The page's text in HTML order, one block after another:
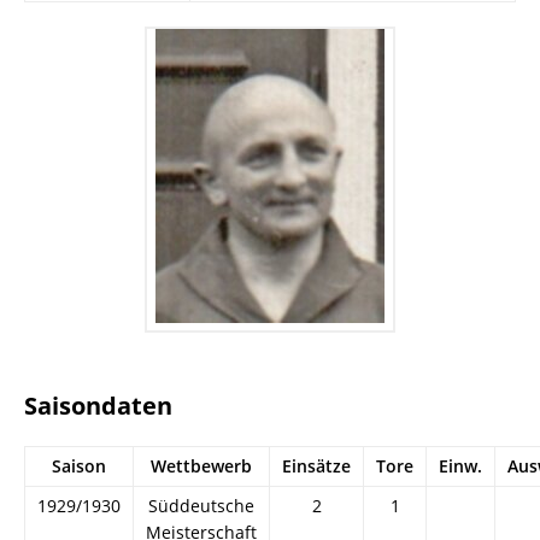
Saisondaten
Saison Wettbewerb Einsätze Tore Einw.
1929/1930
Süddeutsche
Meisterschaft
2 1